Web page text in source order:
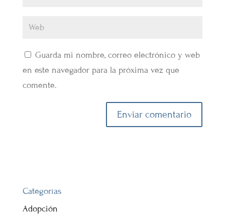
Guarda mi nombre, correo electrónico y web
en este navegador para la próxima vez que
comente.
Categorías
Adopción